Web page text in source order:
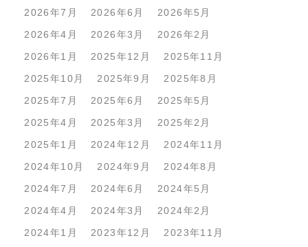
2026年7月 2026年6月
2026年5月
2026年4月
2026年3月
2026年2月
2026年1月
2025年12月
2025年11月
2025年10月
2025年9月
2025年8月
2025年7月
2025年6月
2025年5月
2025年4月
2025年3月
2025年2月
2025年1月
2024年12月
2024年11月
2024年10月
2024年9月
2024年8月
2024年7月
2024年6月
2024年5月
2024年4月
2024年3月
2024年2月
2024年1月
2023年12月 2023年11月